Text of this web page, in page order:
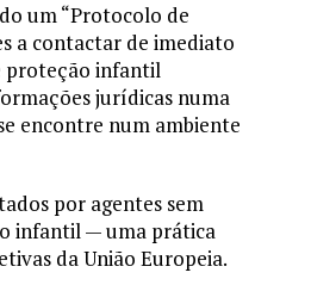
um “Protocolo de
a contactar de imediato
proteção infantil
jurídicas numa
encontre num ambiente
por agentes sem
infantil — uma prática
da União Europeia.